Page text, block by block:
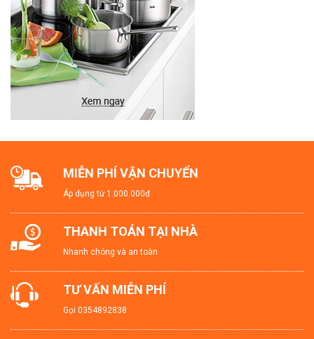
MIỄN PHÍ VẬN CHUYỂN
Áp dụng từ 1.000.000đ
THANH TOÁN TẠI NHÀ
Nhanh chóng và an toàn
TƯ VẤN MIỄN PHÍ
Gọi 0354892838